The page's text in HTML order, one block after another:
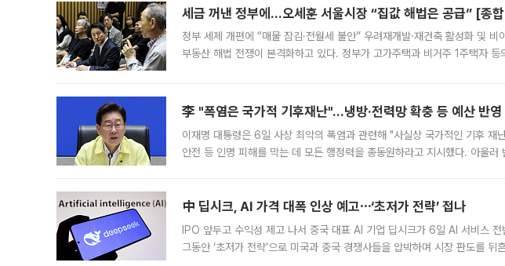
세금 꺼낸 정부에…오세훈 서울시장 “집값 해법은 공급” [종
정부 세제 개편에 “매물 잠김·전월세 불안” 우려재개발·재건축 활성화 및 비
부동산 해법 전쟁이 본격화하고 있다. 정부가 고가주택과 비거주 1주택자
李 "폭염은 국가적 기후재난"…냉방·전력망 확충 등 예산 반
이재명 대통령은 6일 사상 최악의 폭염과 관련해 "사실상 국가적인 기후 재
안전 등 인명 피해를 막는 데 모든 행정력을 총동원하라고 지시했다. 아울러
中 딥시크, AI 가격 대폭 인상 예고⋯‘초저가 전략’ 접나
IPO 앞두고 수익성 제고 나서 중국 대표 AI 기업 딥시크가 6일 AI 서비스
그동안 ‘초저가 전략’으로 미국과 중국 경쟁사들을 압박하며 시장 판도를 뒤